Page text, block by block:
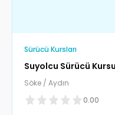
Sürücü Kursları
Suyolcu Sürücü Kursu
Söke / Aydın
0.00